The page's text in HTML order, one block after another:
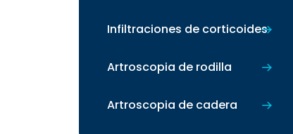
Infiltraciones de corticoides
Artroscopia de rodilla
Artroscopia de cadera